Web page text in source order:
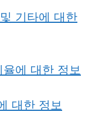
기타에 대한
에 대한 정보
대한 정보